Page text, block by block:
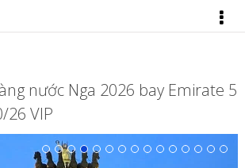
nước Nga 2026 bay Emirate 5
26 VIP